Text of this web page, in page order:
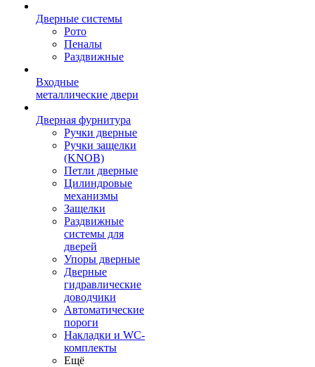
Дверные системы
Рото
Пеналы
Раздвижные
Входные
металлические двери
Дверная фурнитура
Ручки дверные
Ручки защелки
(KNOB)
Петли дверные
Цилиндровые
механизмы
Защелки
Раздвижные
системы для
дверей
Упоры дверные
Дверные
гидравлические
доводчики
Автоматические
пороги
Накладки и WC-
комплекты
Ещё